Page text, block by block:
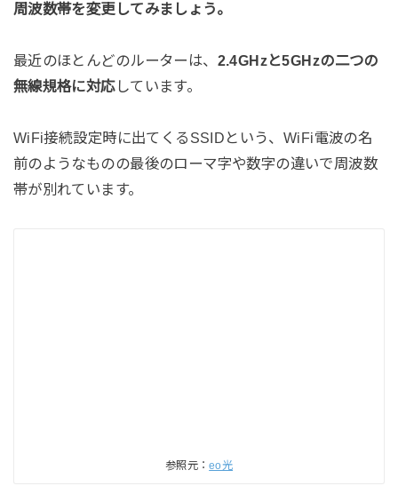
周波数帯を変更してみましょう。
最近のほとんどのルーターは、 2.4GHzと5GHzの二つの
無線規格に対応しています。
WiFi接続設定時に出てくるSSIDという、WiFi電波の名
前のようなものの最後のローマ字や数字の違いで周波数
帯が別れています。
参照元：eo光